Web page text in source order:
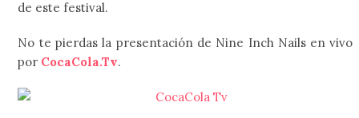
de este festival.
No te pierdas la presentación de Nine Inch Nails en vivo
por CocaCola.Tv.